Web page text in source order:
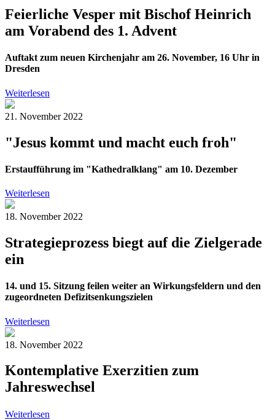
Feierliche Vesper mit Bischof Heinrich
am Vorabend des 1. Advent
Auftakt zum neuen Kirchenjahr am 26. November, 16 Uhr in
Dresden
Weiterlesen
21. November 2022
"Jesus kommt und macht euch froh"
Erstaufführung im "Kathedralklang" am 10. Dezember
Weiterlesen
18. November 2022
Strategieprozess biegt auf die Zielgerade
ein
14. und 15. Sitzung feilen weiter an Wirkungsfeldern und den
zugeordneten Defizitsenkungszielen
Weiterlesen
18. November 2022
Kontemplative Exerzitien zum
Jahreswechsel
Weiterlesen